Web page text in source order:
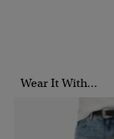
Wear It With...